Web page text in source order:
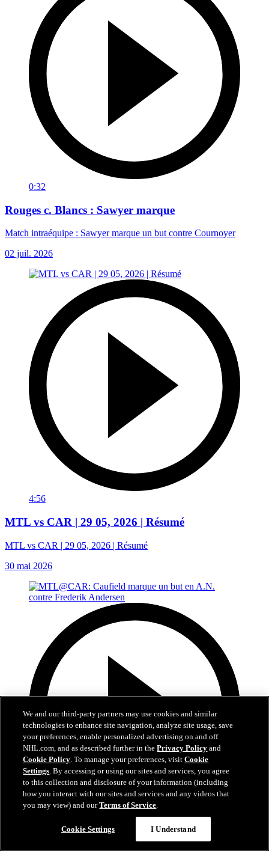
0:32
Rouges c. Blancs : Sawyer marque
Match intraéquipe : Sawyer marque un but contre Cournoyer
02 juil. 2026
4:56
MTL vs CAR | 29 05, 2026 | Résumé
MTL vs CAR | 29 05, 2026 | Résumé
30 mai 2026
MTL@CAR: Caufield marque un but en A.N.
We and our third-party partners may use cookies and similar
technologies to enhance site navigation, analyze site usage, save
your preferences, enable personalized advertising on and off
NHL.com, and as described further in thePrivacy Policy and
Cookie Policy. To manage your preferences, visitCookie
Settings. By accessing or using our sites and services, you agree
to this collection and disclosure of your information (including
how you interact with our sites and services and any videos that
you may view) and ourTerms of Service.
Cookie Settings I Understand